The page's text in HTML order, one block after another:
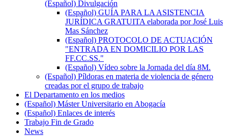
(Español) Divulgación
(Español) GUÍA PARA LA ASISTENCIA
JURÍDICA GRATUITA elaborada por José Luis
Mas Sánchez
(Español) PROTOCOLO DE ACTUACIÓN
"ENTRADA EN DOMICILIO POR LAS
FF.CC.SS."
(Español) Vídeo sobre la Jornada del día 8M.
(Español) Píldoras en materia de violencia de género
creadas por el grupo de trabajo
El Departamento en los medios
(Español) Máster Universitario en Abogacía
(Español) Enlaces de interés
Trabajo Fin de Grado
News